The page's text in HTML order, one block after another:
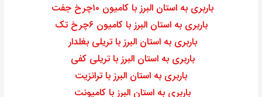
باربری به استان البرز با کامیون ۱۰چرخ جفت
باربری به استان البرز با کامیون ۶چرخ تک
باربری به استان البرز با تریلی بغلدار
باربری به استان البرز با تریلی کفی
باربری به استان البرز با ترانزیت
باربری به استان البرز با کامیونت